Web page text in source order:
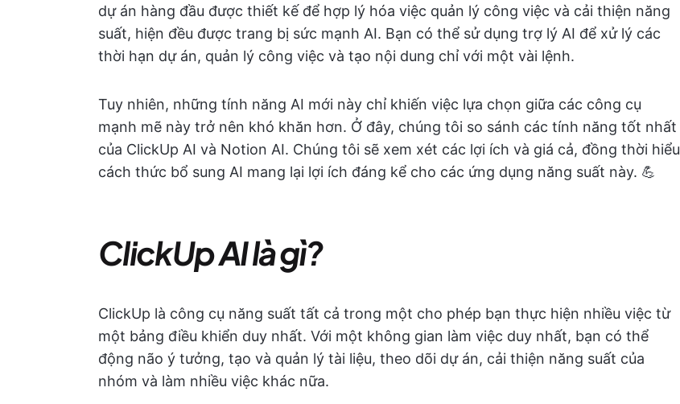
dự án hàng đầu được thiết kế để hợp lý hóa việc quản lý công việc và cải thiện năng
suất, hiện đều được trang bị sức mạnh AI. Bạn có thể sử dụng trợ lý AI để xử lý các
thời hạn dự án, quản lý công việc và tạo nội dung chỉ với một vài lệnh.
Tuy nhiên, những tính năng AI mới này chỉ khiến việc lựa chọn giữa các công cụ
mạnh mẽ này trở nên khó khăn hơn. Ở đây, chúng tôi so sánh các tính năng tốt nhất
của ClickUp AI và Notion AI. Chúng tôi sẽ xem xét các lợi ích và giá cả, đồng thời hiểu
cách thức bổ sung AI mang lại lợi ích đáng kể cho các ứng dụng năng suất này. 💪
ClickUp AI là gì?
ClickUp là công cụ năng suất tất cả trong một cho phép bạn thực hiện nhiều việc từ
một bảng điều khiển duy nhất. Với một không gian làm việc duy nhất, bạn có thể
động não ý tưởng, tạo và quản lý tài liệu, theo dõi dự án, cải thiện năng suất của
nhóm và làm nhiều việc khác nữa.